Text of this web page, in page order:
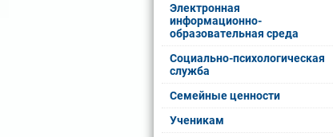
Электронная
информационно-
образовательная среда
Социально-психологическая
служба
Семейные ценности
Ученикам